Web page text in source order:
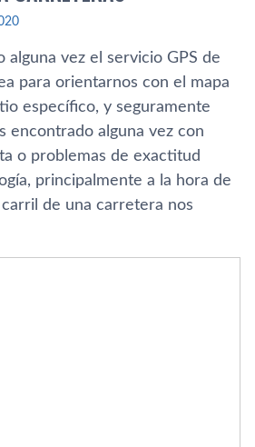
alguna vez el servicio GPS de
para orientarnos con el mapa
específico, y seguramente
encontrado alguna vez con
o problemas de exactitud
principalmente a la hora de
de una carretera nos